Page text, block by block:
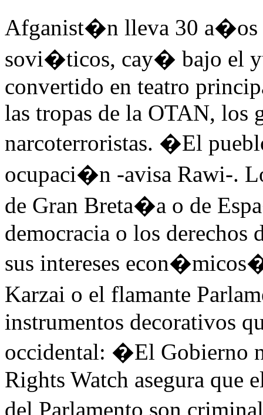
Afganist�n lleva 30 a�os
sovi�ticos, cay� bajo el
convertido en teatro
las tropas de la OTAN, los
narcoterroristas. �El
ocupaci�n -avisa Rawi-.
de Gran Breta�a o de
democracia o los derechos
sus intereses
Karzai o el flamante
instrumentos decorativos
occidental: �El Gobierno
Rights Watch asegura que
del Parlamento son